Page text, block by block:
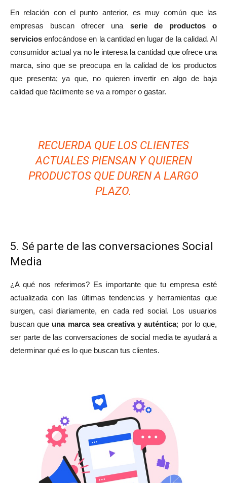
En relación con el punto anterior, es muy común que las
empresas buscan ofrecer una serie de productos o
servicios enfocándose en la cantidad en lugar de la calidad. Al
consumidor actual ya no le interesa la cantidad que ofrece una
marca, sino que se preocupa en la calidad de los productos
que presenta; ya que, no quieren invertir en algo de baja
calidad que fácilmente se va a romper o gastar.
RECUERDA QUE LOS CLIENTES
ACTUALES PIENSAN Y QUIEREN
PRODUCTOS QUE DUREN A LARGO
PLAZO.
5. Sé parte de las conversaciones Social
Media
¿A qué nos referimos? Es importante que tu empresa esté
actualizada con las últimas tendencias y herramientas que
surgen, casi diariamente, en cada red social. Los usuarios
buscan que una marca sea creativa y auténtica; por lo que,
ser parte de las conversaciones de social media te ayudará a
determinar qué es lo que buscan tus clientes.